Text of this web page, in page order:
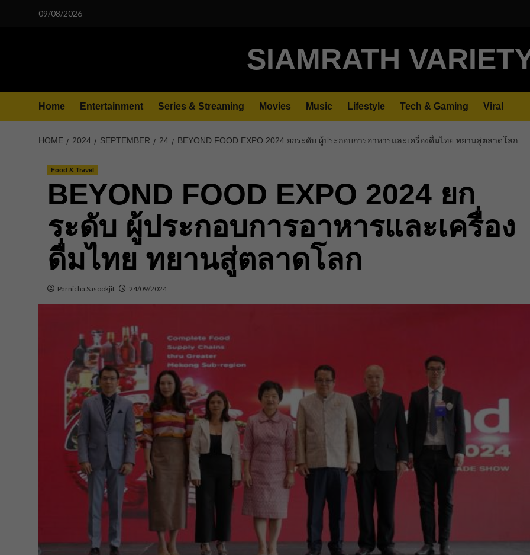
09/08/2026
SIAMRATH
Home Entertainment Series & Streaming Movies Music Lifestyle Tech & Gaming Viral
HOME 2024 SEPTEMBER 24 BEYOND FOOD EXPO 2024 ยกระดับ ผู้ประกอบการอาหารและเครื่องดื่มไทย ทยานสู่ตลาดโลก
Food & Travel
BEYOND FOOD EXPO 2024 ยก
ระดับ ผู้ประกอบการอาหารและเครื่อง
ดื่มไทย ทยานสู่ตลาดโลก
Parnicha Sasookjit 24/09/2024